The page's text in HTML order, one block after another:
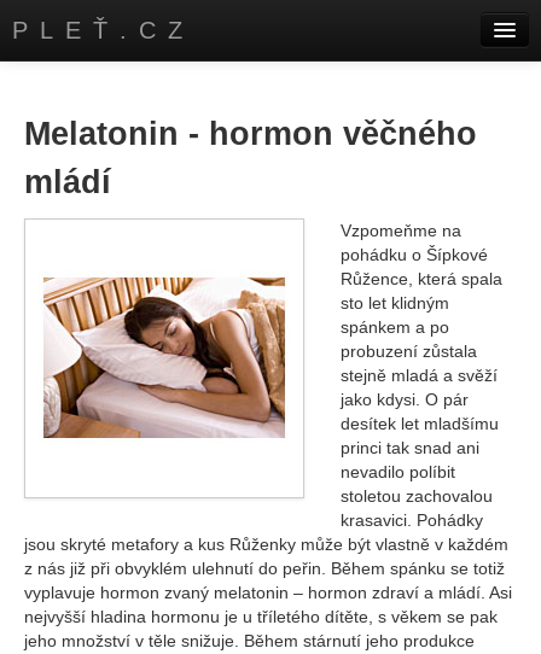
PLEŤ.CZ
Kontakty
Melatonin - hormon věčného
mládí
Vzpomeňme na
pohádku o Šípkové
Růžence, která spala
sto let klidným
spánkem a po
probuzení zůstala
stejně mladá a svěží
jako kdysi. O pár
desítek let mladšímu
princi tak snad ani
nevadilo políbit
stoletou zachovalou
krasavici. Pohádky
jsou skryté metafory a kus Růženky může být vlastně v každém
z nás již při obvyklém ulehnutí do peřin. Během spánku se totiž
vyplavuje hormon zvaný melatonin – hormon zdraví a mládí. Asi
nejvyšší hladina hormonu je u tříletého dítěte, s věkem se pak
jeho množství v těle snižuje. Během stárnutí jeho produkce